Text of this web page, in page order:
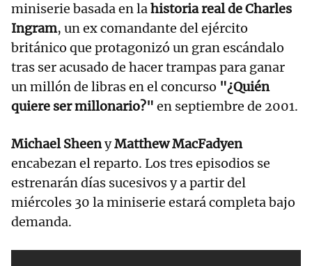
miniserie basada en lahistoria real de Charles
Ingram, un ex comandante del ejército
británico que protagonizó un gran escándalo
tras ser acusado de hacer trampas para ganar
un millón de libras en el concurso "¿Quién
quiere ser millonario?" en septiembre de 2001.
Michael SheenyMatthew MacFadyen
encabezan el reparto. Los tres episodios se
estrenarán días sucesivos y a partir del
miércoles 30 la miniserie estará completa bajo
demanda.